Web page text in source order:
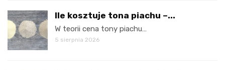
Ile kosztuje tona piachu –...
W teorii cena tony piachu…
5 sierpnia 2026